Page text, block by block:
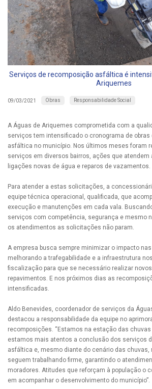
Serviços de recomposição asfáltica é
Ariquemes
09/03/2021 Obras Responsabilidade Social
A Águas de Ariquemes comprometida com a
serviços tem intensificado o cronograma de
asfáltica no município. Nos últimos meses foram
serviços em diversos bairros, ações que
ligações novas de água e reparos de vazamentos.
Para atender a estas solicitações, a
equipe técnica operacional, qualificada, que
execução e manutenções em cada vala.
serviços com competência, segurança e mesmo
os atendimentos as solicitações não param.
A empresa busca sempre minimizar o impacto
melhorando a trafegabilidade e a infraestrutura
fiscalização para que se necessário realizar
repavimentos. E nos próximos dias as
intensificadas.
Aldo Benevides, coordenador de serviços da
destacou a responsabilidade da equipe no
recomposições. “Estamos na estação das
estamos mais atentos a conclusão dos serviços
asfáltica e, mesmo diante do cenário das chuvas,
seguem trabalhando firme, garantindo o
moradores. Atitudes que reforçam à população o
em acompanhar o desenvolvimento do município”.